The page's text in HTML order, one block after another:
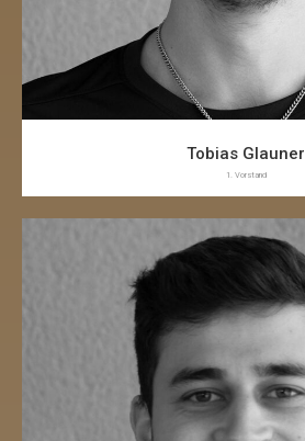
Tobias Glauner
1. Vorstand